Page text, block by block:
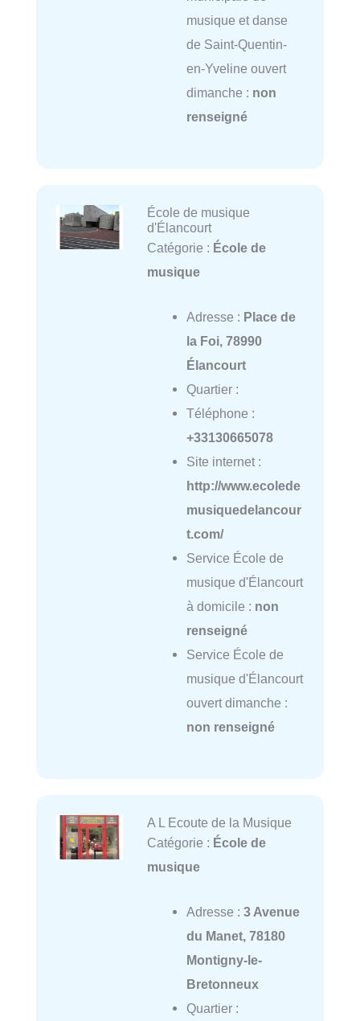
musique et danse
de Saint-Quentin-
en-Yveline ouvert
dimanche : non
renseigné
École de musique
d'Élancourt
Catégorie : École de
musique
Adresse : Place de
la Foi, 78990
Élancourt
Quartier :
Téléphone :
+33130665078
Site internet :
http://www.ecolede
musiquedelancour
t.com/
Service École de
musique d'Élancourt
à domicile : non
renseigné
Service École de
musique d'Élancourt
ouvert dimanche :
non renseigné
A L Ecoute de la Musique
Catégorie : École de
musique
Adresse : 3 Avenue
du Manet, 78180
Montigny-le-
Bretonneux
Quartier :